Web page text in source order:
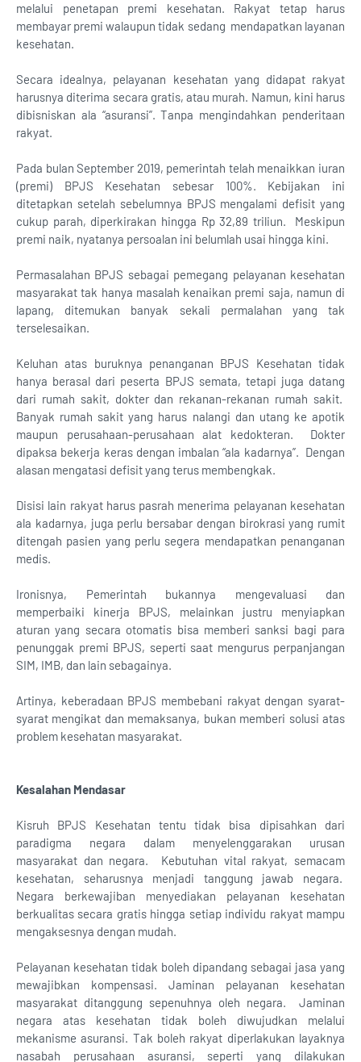
melalui penetapan premi kesehatan. Rakyat tetap harus
membayar premi walaupun tidak sedang mendapatkan layanan
kesehatan.
Secara idealnya, pelayanan kesehatan yang didapat rakyat
harusnya diterima secara gratis, atau murah. Namun, kini harus
dibisniskan ala “asuransi”. Tanpa mengindahkan penderitaan
rakyat.
Pada bulan September 2019, pemerintah telah menaikkan iuran
(premi) BPJS Kesehatan sebesar 100%. Kebijakan ini
ditetapkan setelah sebelumnya BPJS mengalami defisit yang
cukup parah, diperkirakan hingga Rp 32,89 triliun. Meskipun
premi naik, nyatanya persoalan ini belumlah usai hingga kini.
Permasalahan BPJS sebagai pemegang pelayanan kesehatan
masyarakat tak hanya masalah kenaikan premi saja, namun di
lapang, ditemukan banyak sekali permalahan yang tak
terselesaikan.
Keluhan atas buruknya penanganan BPJS Kesehatan tidak
hanya berasal dari peserta BPJS semata, tetapi juga datang
dari rumah sakit, dokter dan rekanan-rekanan rumah sakit.
Banyak rumah sakit yang harus nalangi dan utang ke apotik
maupun perusahaan-perusahaan alat kedokteran. Dokter
dipaksa bekerja keras dengan imbalan “ala kadarnya”. Dengan
alasan mengatasi defisit yang terus membengkak.
Disisi lain rakyat harus pasrah menerima pelayanan kesehatan
ala kadarnya, juga perlu bersabar dengan birokrasi yang rumit
ditengah pasien yang perlu segera mendapatkan penanganan
medis.
Ironisnya, Pemerintah bukannya mengevaluasi dan
memperbaiki kinerja BPJS, melainkan justru menyiapkan
aturan yang secara otomatis bisa memberi sanksi bagi para
penunggak premi BPJS, seperti saat mengurus perpanjangan
SIM, IMB, dan lain sebagainya.
Artinya, keberadaan BPJS membebani rakyat dengan syarat-
syarat mengikat dan memaksanya, bukan memberi solusi atas
problem kesehatan masyarakat.
Kesalahan Mendasar
Kisruh BPJS Kesehatan tentu tidak bisa dipisahkan dari
paradigma negara dalam menyelenggarakan urusan
masyarakat dan negara. Kebutuhan vital rakyat, semacam
kesehatan, seharusnya menjadi tanggung jawab negara.
Negara berkewajiban menyediakan pelayanan kesehatan
berkualitas secara gratis hingga setiap individu rakyat mampu
mengaksesnya dengan mudah.
Pelayanan kesehatan tidak boleh dipandang sebagai jasa yang
mewajibkan kompensasi. Jaminan pelayanan kesehatan
masyarakat ditanggung sepenuhnya oleh negara. Jaminan
negara atas kesehatan tidak boleh diwujudkan melalui
mekanisme asuransi. Tak boleh rakyat diperlakukan layaknya
nasabah perusahaan asuransi, seperti yang dilakukan